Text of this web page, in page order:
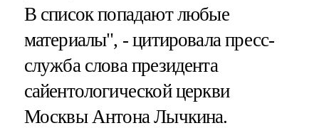
В список попадают любые
материалы", - цитировала пресс-
служба слова президента
сайентологической церкви
Москвы Антона Лычкина.